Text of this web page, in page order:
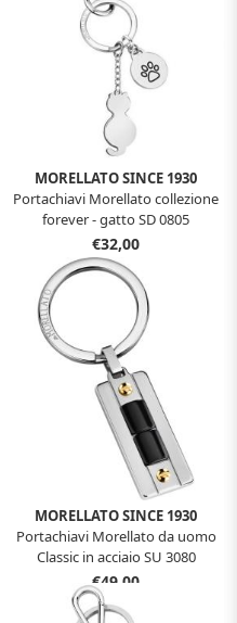
MORELLATO SINCE 1930
Portachiavi Morellato collezione
forever - gatto SD 0805
€32,00
MORELLATO SINCE 1930
Portachiavi Morellato da uomo
Classic in acciaio SU 3080
€49,00